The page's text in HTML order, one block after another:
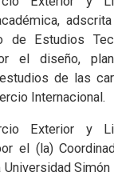
de Estudios
el diseño,
de las
Internacional.
Exterior y
el (la)